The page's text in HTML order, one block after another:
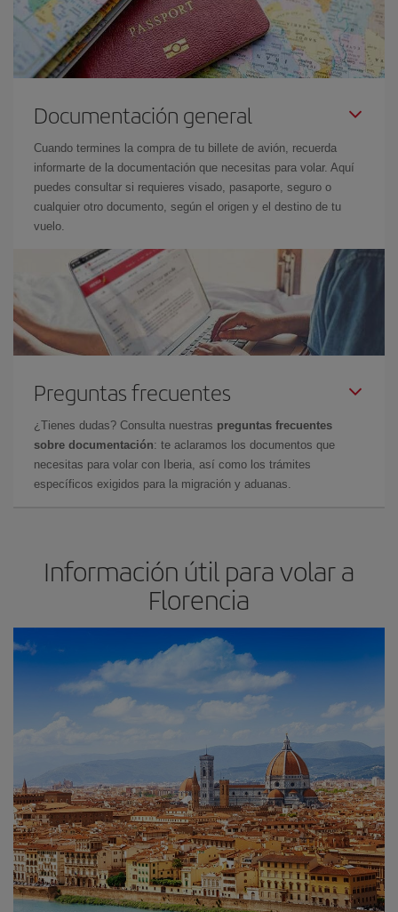
Documentación general
Cuando termines la compra de tu billete de avión, recuerda
informarte de la documentación que necesitas para volar. Aquí
puedes consultar si requieres visado, pasaporte, seguro o
cualquier otro documento, según el origen y el destino de tu
vuelo.
Preguntas frecuentes
¿Tienes dudas? Consulta nuestras preguntas frecuentes
sobre documentación: te aclaramos los documentos que
necesitas para volar con Iberia, así como los trámites
específicos exigidos para la migración y aduanas.
Información útil para volar a
Florencia